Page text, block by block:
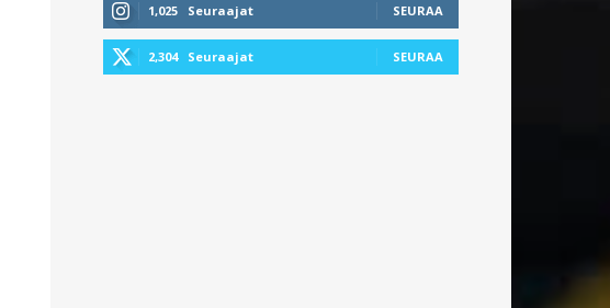
1,025 Seuraajat SEURAA
2,304 Seuraajat SEURAA